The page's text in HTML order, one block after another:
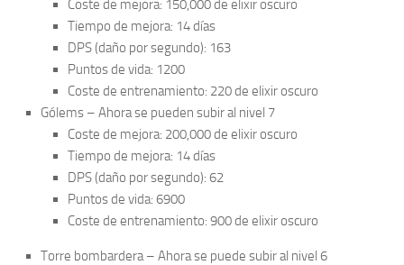
Coste de mejora: 150,000 de elixir oscuro
Tiempo de mejora: 14 días
DPS (daño por segundo): 163
Puntos de vida: 1200
Coste de entrenamiento: 220 de elixir oscuro
Gólems – Ahora se pueden subir al nivel 7
Coste de mejora: 200,000 de elixir oscuro
Tiempo de mejora: 14 días
DPS (daño por segundo): 62
Puntos de vida: 6900
Coste de entrenamiento: 900 de elixir oscuro
Torre bombardera – Ahora se puede subir al nivel 6